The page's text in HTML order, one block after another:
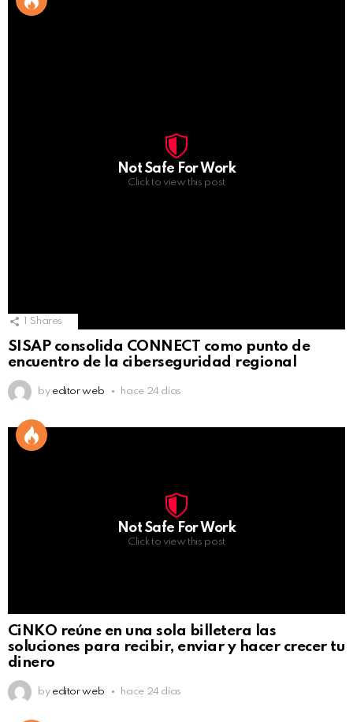
Not Safe For Work
Click to view this post
1 Shares
SISAP consolida CONNECT como punto de
encuentro de la ciberseguridad regional
by editor web hace 24 días
Not Safe For Work
Click to view this post
CiNKO reúne en una sola billetera las
soluciones para recibir, enviar y hacer crecer tu
dinero
by editor web hace 24 días